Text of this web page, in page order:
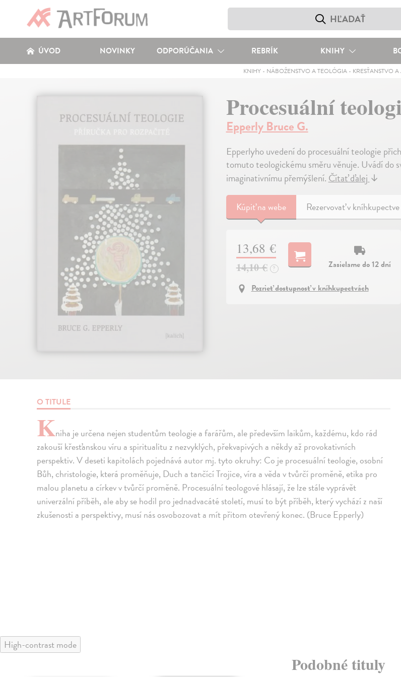
ÚVOD NOVINKY ODPORÚČANIA REBRÍK KNIHY
KNIHY - NÁBOŽENSTVO A TEOLÓGIA - KRESŤANSTVO
Procesuální
Epperly Bruce G.
Epperlyho uvedení do procesuální teologie
tomuto teologickému směru věnuje. Uvádí do
imaginativnímu přemýšlení.Čítať ďalej↓
Kúpiťna webe Rezervovať v kníhkupectve
13,68 €
14,10 € ?
Zasielame do 12 dní
Pozrieť dostupnosť v kníhkupectvách
O TITULE
Kniha je určena nejen studentům teologie a farářům, ale především laikům, každému, kdo rád
zakouší křesťanskou víru a spiritualitu z nezvyklých, překvapivých a někdy až provokativních
perspektiv. V deseti kapitolách pojednává autor mj. tyto okruhy: Co je procesuální teologie, osobní
Bůh, christologie, která proměňuje, Duch a tančící Trojice, víra a věda v tvůrčí proměně, etika pro
malou planetu a církev v tvůrčí proměně. Procesuální teologové hlásají, že lze stále vyprávět
univerzální příběh, ale aby se hodil pro jednadvacáté století, musí to být příběh, který vychází z naší
zkušenosti a perspektivy, musí nás osvobozovat a mít přitom otevřený konec. (Bruce Epperly)
High-contrast mode
Podobné tituly